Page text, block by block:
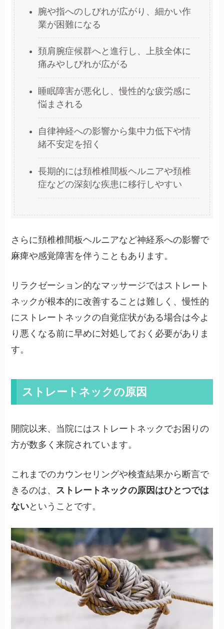
腕や指へのしびれが広がり、細かい作
業が困難になる
頚肩腕症候群へと進行し、上肢全体に
痛みやしびれが広がる
睡眠障害が悪化し、慢性的な疲労感に
悩まされる
自律神経への影響から集中力低下や情
緒不安定を招く
長期的には頚椎椎間板ヘルニアや頚椎
症などの深刻な疾患に移行しやすい
さらに頚椎椎間板ヘルニアなど神経系への影響で
麻痺や感覚障害を伴うこともあります。
リラクゼーション的なマッサージではストレート
ネックが根本的に改善することは難しく、慢性的
にストレートネックの自覚症状がある場合は今よ
り悪くなる前に早めに対処しておく必要がありま
す。
ストレートネックの原因
開院以来、当院にはストレートネックでお困りの
方が数多く来院されています。
これまでのカウンセリングや検査結果から断言で
きるのは、 ストレートネックの原因はひとつでは
ないということです。